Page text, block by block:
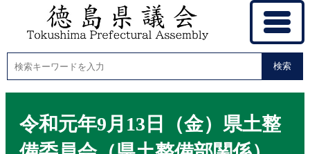
検索
令和元年9月13日（金）県土整